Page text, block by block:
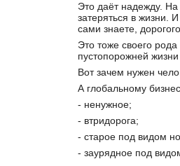
Это даёт надежду.
затеряться в жизни.
сами знаете,
Это тоже своего
пустопорожней
Вот зачем нужен
А глобальному
- ненужное;
- втридорога;
- старое под видом
- заурядное под